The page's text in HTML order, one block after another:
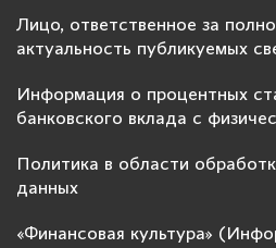
Лицо, ответственное за
актуальность публикуемых
Информация о процентных
банковского вклада с
Политика в области
данных
«Финансовая культура»